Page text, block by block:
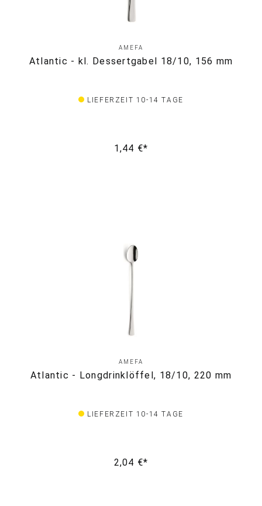
AMEFA
Atlantic - kl. Dessertgabel 18/10, 156 mm
LIEFERZEIT 10-14 TAGE
1,44 €*
AMEFA
Atlantic - Longdrinklöffel, 18/10, 220 mm
LIEFERZEIT 10-14 TAGE
2,04 €*